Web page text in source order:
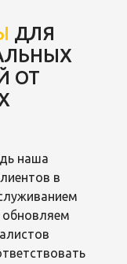
ДЛЯ
ОТ
наша
в